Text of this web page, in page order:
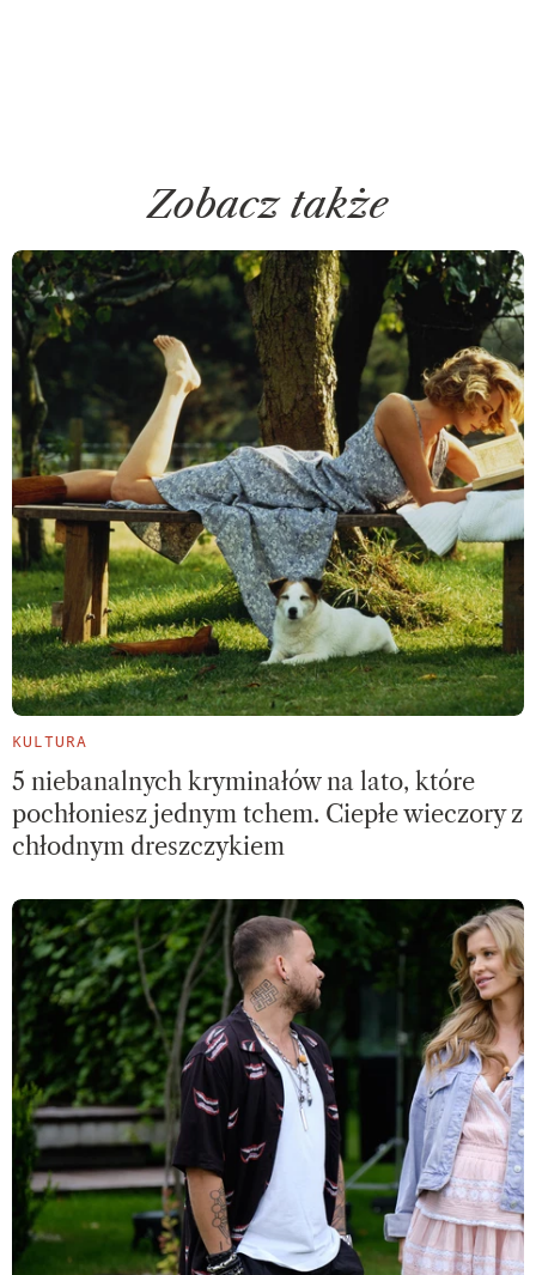
Zobacz także
KULTURA
5 niebanalnych kryminałów na lato, które
pochłoniesz jednym tchem. Ciepłe wieczory z
chłodnym dreszczykiem